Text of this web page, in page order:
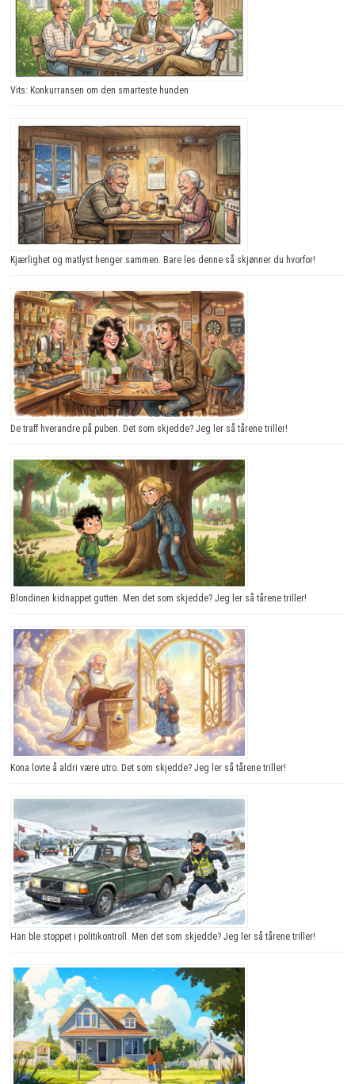
Vits: Konkurransen om den smarteste hunden
Kjærlighet og matlyst henger sammen. Bare les denne så skjønner du hvorfor!
De traff hverandre på puben. Det som skjedde? Jeg ler så tårene triller!
Blondinen kidnappet gutten. Men det som skjedde? Jeg ler så tårene triller!
Kona lovte å aldri være utro. Det som skjedde? Jeg ler så tårene triller!
Han ble stoppet i politikontroll. Men det som skjedde? Jeg ler så tårene triller!